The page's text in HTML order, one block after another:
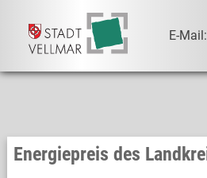
E-
Energiepreis des